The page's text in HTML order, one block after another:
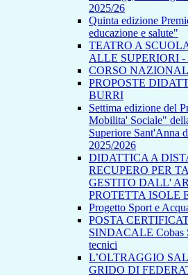
2025/26
Quinta edizione
educazione e salute"
TEATRO A
ALLE SUPERIORI
CORSO
PROPOSTE
BURRI
Settima edizione del
Mobilita' Sociale"
Superiore Sant'Anna
2025/2026
DIDATTICA A
RECUPERO PER
GESTITO DALL'
PROTETTA ISOLE
Progetto Sport e
POSTA
SINDACALE Cobas
tecnici
L’OLTRAGGIO
GRIDO DI